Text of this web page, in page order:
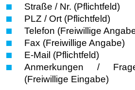
Straße / Nr. (Pflichtfeld)
PLZ / Ort (Pflichtfeld)
Telefon (Freiwillige
Fax (Freiwillige Angabe)
E-Mail (Pflichtfeld)
Anmerkungen /
(Freiwillige Eingabe)